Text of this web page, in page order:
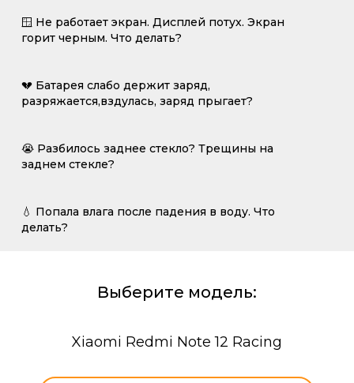
🪟 Не работает экран. Дисплей потух. Экран
горит черным. Что делать?
💔 Батарея слабо держит заряд,
разряжается,вздулась, заряд прыгает?
😭 Разбилось заднее стекло? Трещины на
заднем стекле?
💧 Попала влага после падения в воду. Что
делать?
Выберите модель:
Xiaomi Redmi Note 12 Racing